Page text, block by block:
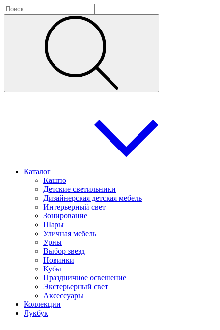
Каталог
Кашпо
Детские светильники
Дизайнерская детская мебель
Интерьерный свет
Зонирование
Шары
Уличная мебель
Урны
Выбор звезд
Новинки
Кубы
Праздничное освещение
Экстерьерный свет
Аксессуары
Коллекции
Лукбук